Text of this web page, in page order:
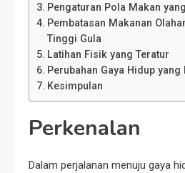
Pengaturan Pola Makan
Pembatasan Makanan
Tinggi Gula
Latihan Fisik yang Teratur
Perubahan Gaya Hidup
Kesimpulan
Perkenalan
Dalam perjalanan menuju gaya